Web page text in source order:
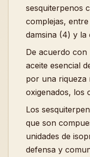
sesquiterpenos
complejas,
damsina (4) y la
De acuerdo con
aceite esencial
por una riqueza
oxigenados, los
Los
que son
unidades de
defensa y